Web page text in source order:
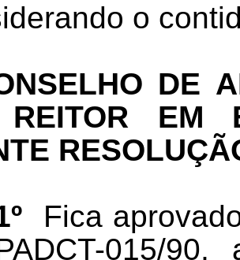
o
DE
EM
Fica
015/